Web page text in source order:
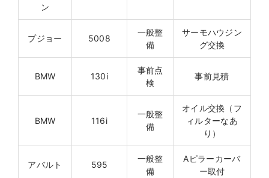
ン
プジョー 5008
一般整
備
サーモハウジン
グ交換
BMW 130i
事前点
検
事前見積
BMW 116i
一般整
備
オイル交換（フ
ィルターなあ
り）
アバルト 595
一般整
備
Aピラーカーバ
ー取付